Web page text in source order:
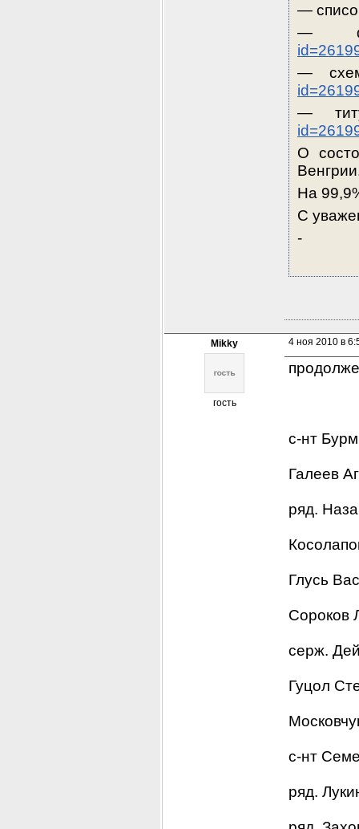
—
—
—
—
О
На
С
-
Mikky
гость
4 ноя 2010 в
с-нт
Галеев
ряд.
Глусь
Сороков
серж.
Гуцол
с-нт
ряд.